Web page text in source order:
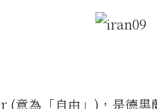
(意為「自由」)，是德黑